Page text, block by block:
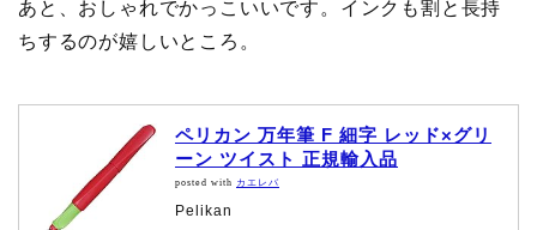
あと、おしゃれでかっこいいです。インクも割と長持
ちするのが嬉しいところ。
ペリカン 万年筆 F 細字 レッド×グリ
ーン ツイスト 正規輸入品
posted with カエレバ
Pelikan